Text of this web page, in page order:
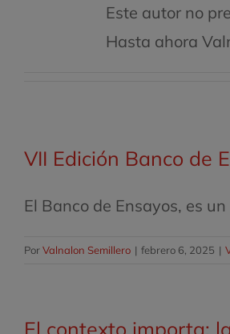
Este autor no
Hasta ahora
VII Edición Banco de
El Banco de Ensayos, es
PorValnalon Semillero | febrero 6, 2025 |
El contexto importa: